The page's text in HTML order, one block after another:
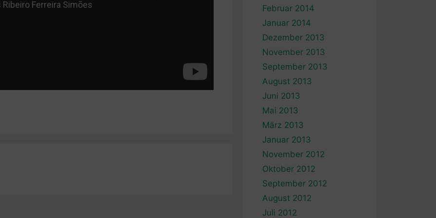
Februar 2014
Januar 2014
Dezember 2013
November 2013
September 2013
August 2013
Juni 2013
Mai 2013
März 2013
Januar 2013
November 2012
Oktober 2012
September 2012
August 2012
Juli 2012